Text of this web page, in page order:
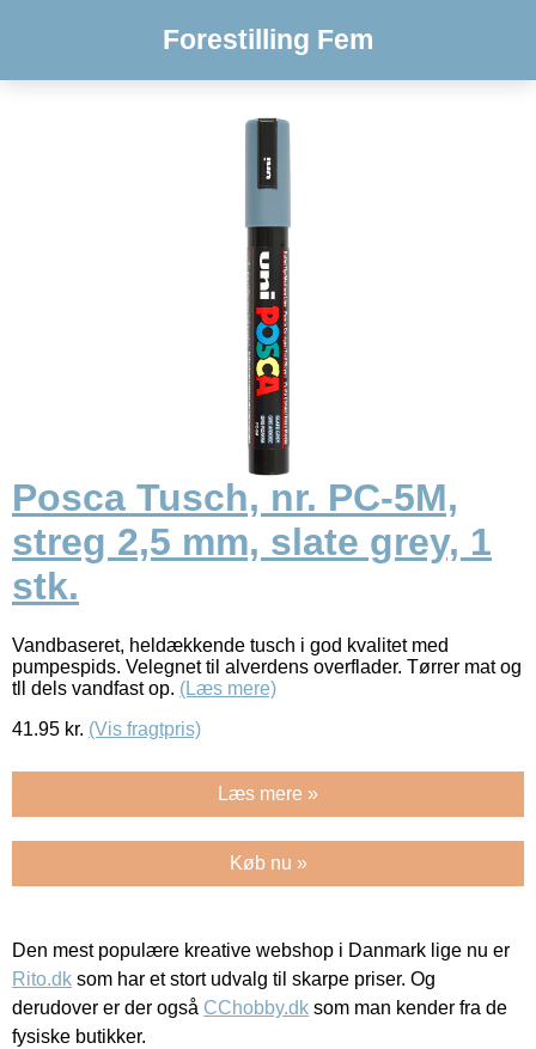
Forestilling Fem
Posca Tusch, nr. PC-5M,
streg 2,5 mm, slate grey, 1
stk.
Vandbaseret, heldækkende tusch i god kvalitet med
pumpespids. Velegnet til alverdens overflader. Tørrer mat og
tll dels vandfast op. (Læs mere)
41.95 kr. (Vis fragtpris)
Læs mere »
Køb nu »
Den mest populære kreative webshop i Danmark lige nu er
Rito.dk som har et stort udvalg til skarpe priser. Og
derudover er der også CChobby.dk som man kender fra de
fysiske butikker.